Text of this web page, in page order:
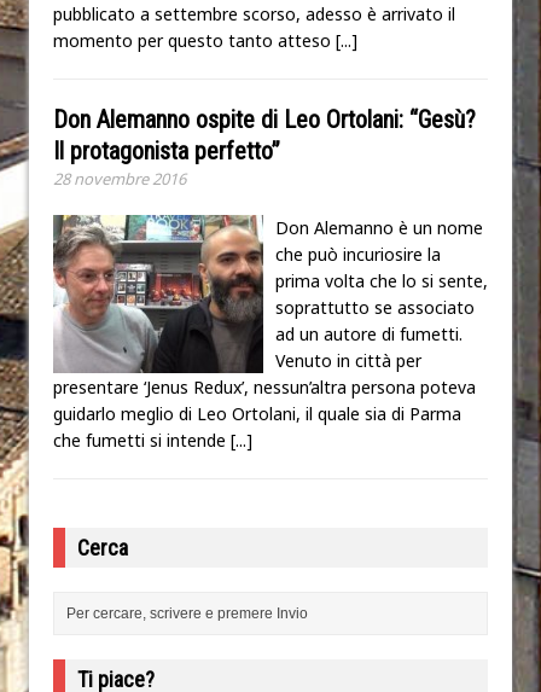
pubblicato a settembre scorso, adesso è arrivato il
momento per questo tanto atteso [...]
Don Alemanno ospite di Leo Ortolani: “Gesù?
Il protagonista perfetto”
28 novembre 2016
Don Alemanno è un nome
che può incuriosire la
prima volta che lo si sente,
soprattutto se associato
ad un autore di fumetti.
Venuto in città per
presentare ‘Jenus Redux’, nessun’altra persona poteva
guidarlo meglio di Leo Ortolani, il quale sia di Parma
che fumetti si intende [...]
Cerca
Ti piace?